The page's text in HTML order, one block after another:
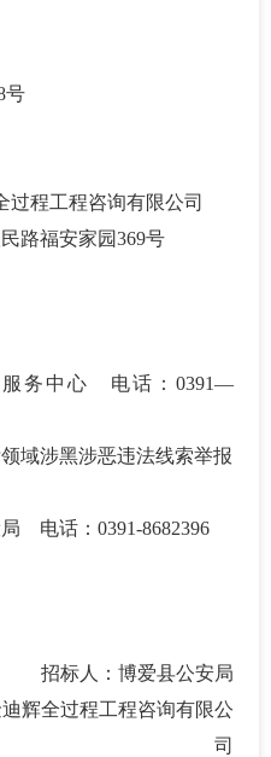
号
过程工程咨询有限公司
路福安家园369号
务中心
电话： 0391—
域涉黑涉恶违法线索举报
电话： 0391-8682396
招标人：博爱县公安局
辉全过程工程咨询有限公
司